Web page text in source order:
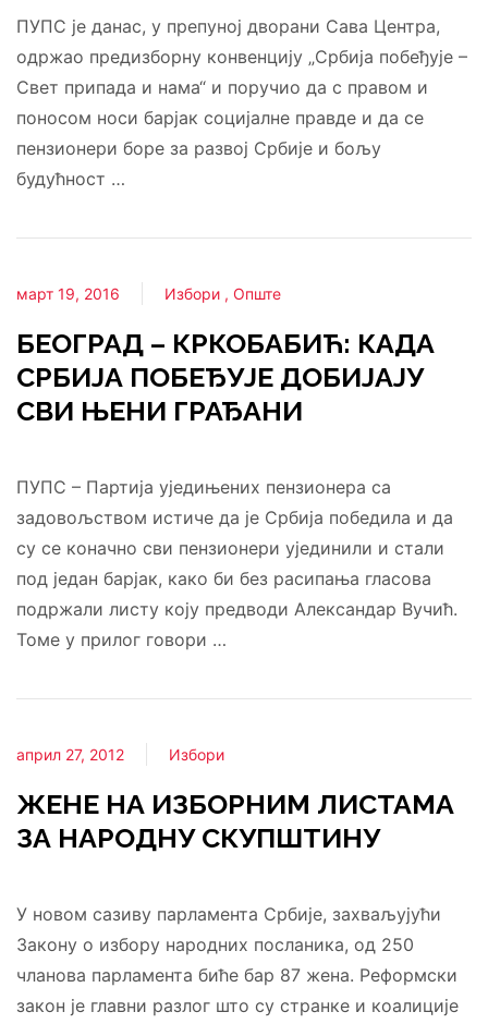
ПУПС је данас, у препуној дворани Сава Центра,
одржао предизборну конвенцију „Србија побеђује –
Свет припада и нама“ и поручио да с правом и
поносом носи барјак социјалне правде и да се
пензионери боре за развој Србије и бољу
будућност …
март 19, 2016 Избори Опште
БЕОГРАД – КРКОБАБИЋ: КАДА
СРБИЈА ПОБЕЂУЈЕ ДОБИЈАЈУ
СВИ ЊЕНИ ГРАЂАНИ
ПУПС – Партија уједињених пензионера са
задовољством истиче да је Србија победила и да
су се коначно сви пензионери ујединили и стали
под један барјак, како би без расипања гласова
подржали листу коју предводи Александар Вучић.
Томе у прилог говори …
април 27, 2012 Избори
ЖЕНЕ НА ИЗБОРНИМ ЛИСТАМА
ЗА НАРОДНУ СКУПШТИНУ
У новом сазиву парламента Србије, захваљујући
Закону о избору народних посланика, од 250
чланова парламента биће бар 87 жена. Реформски
закон је главни разлог што су странке и коалиције